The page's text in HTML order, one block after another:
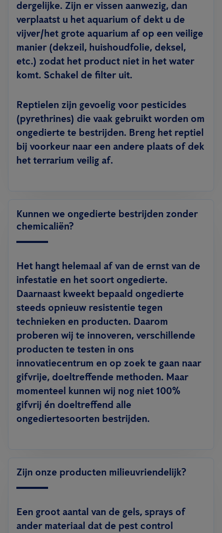
dergelijke. Zijn er vissen aanwezig, dan
verplaatst u het aquarium of dekt u de
vijver/het grote aquarium af op een veilige
manier (dekzeil, huishoudfolie, deksel,
etc.) zodat het product niet in het water
komt. Schakel de filter uit.
Reptielen zijn gevoelig voor pesticides
(pyrethrines) die vaak gebruikt worden om
ongedierte te bestrijden. Breng het reptiel
bij voorkeur naar een andere plaats of dek
het terrarium veilig af.
Kunnen we ongedierte bestrijden zonder
chemicaliën?
Het hangt helemaal af van de ernst van de
infestatie en het soort ongedierte.
Daarnaast kweekt bepaald ongedierte
steeds opnieuw resistentie tegen
technieken en producten. Daarom
proberen wij te innoveren, verschillende
producten te testen in ons
innovatiecentrum en op zoek te gaan naar
gifvrije, doeltreffende methoden. Maar
momenteel kunnen wij nog niet 100%
gifvrij én doeltreffend alle
ongediertesoorten bestrijden.
Zijn onze producten milieuvriendelijk?
Een groot aantal van de gels, sprays of
ander materiaal dat de pest control